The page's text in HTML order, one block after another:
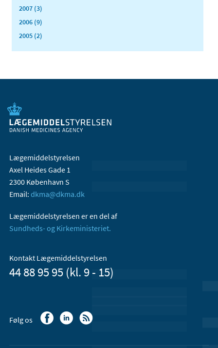
2007 (3)
2006 (9)
2005 (2)
Lægemiddelstyrelsen
Axel Heides Gade 1
2300 København S
Email: dkma@dkma.dk
Lægemiddelstyrelsen er en del af
Sundheds- og Kirkeministeriet.
Kontakt Lægemiddelstyrelsen
44 88 95 95 (kl. 9 - 15)
Følg os